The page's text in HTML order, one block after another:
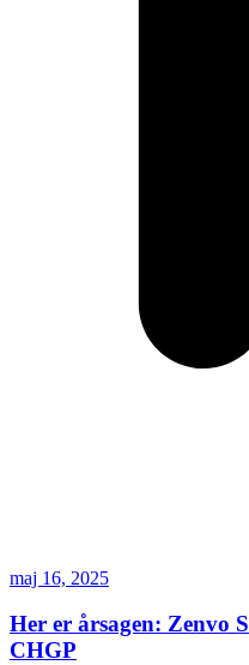
maj 16, 2025
Her er årsagen: Zenvo
CHGP